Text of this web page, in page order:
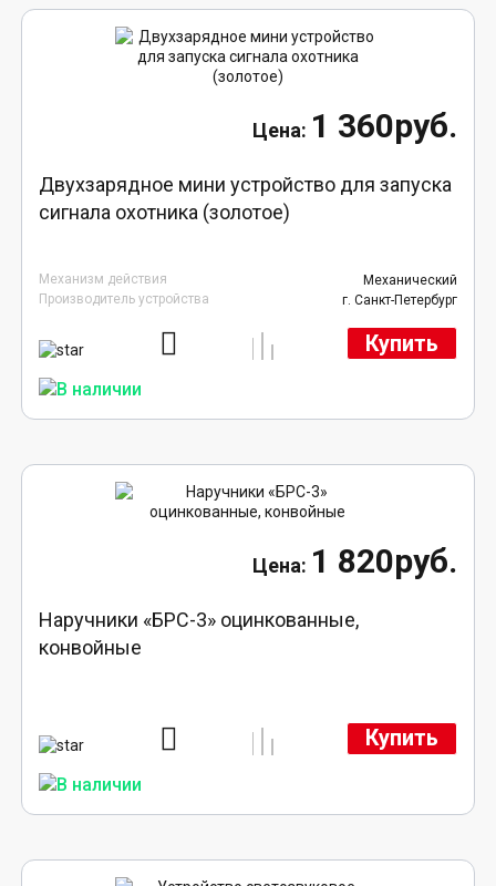
1 360руб.
Двухзарядное мини устройство для запуска
сигнала охотника (золотое)
Механизм действия
Механический
Производитель устройства
г. Санкт-Петербург
Купить
1 820руб.
Наручники «БРС-3» оцинкованные,
конвойные
Купить